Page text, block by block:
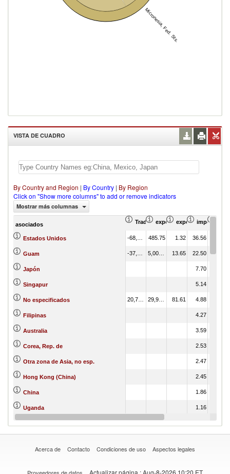
Micronesia, Fed. Sts.
VISTA DE CUADRO
By Country and Region | By Country | By Region
Click on "Show more columns" to add or remove indicators
Mostrar más columnas
asociados Trade Balance (en miles de US$)
exportación Valor del
exportación
Estados Unidos 485.75 1.32 36.56
Guam 13.65 22.50
Japón 7.70
Singapur 5.14
No especificados 81.61 4.88
Filipinas 4.27
Australia 3.59
Corea, Rep. de 2.53
Otra zona de Asia, no esp. 2.47
Hong Kong (China) 2.45
China 1.86
Uganda 1.16
Acerca de Contacto Condiciones de uso Aspectos legales
Actualizar página : Aug-8-2026 10:20 ET